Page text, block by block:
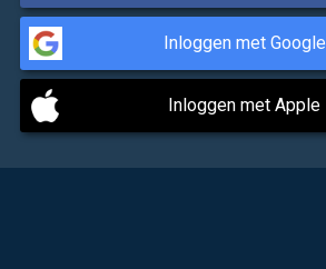
Inloggen met Google
Inloggen met Apple